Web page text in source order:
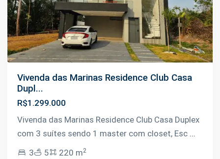
Previous Next
Vivenda das Marinas Residence Club Casa
Dupl...
R$1.299.000
Vivenda das Marinas Residence Club Casa Duplex
com 3 suítes sendo 1 master com closet, Esc ...
3
5 220 m2